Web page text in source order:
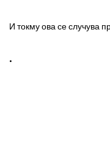
И токму ова се случува
.